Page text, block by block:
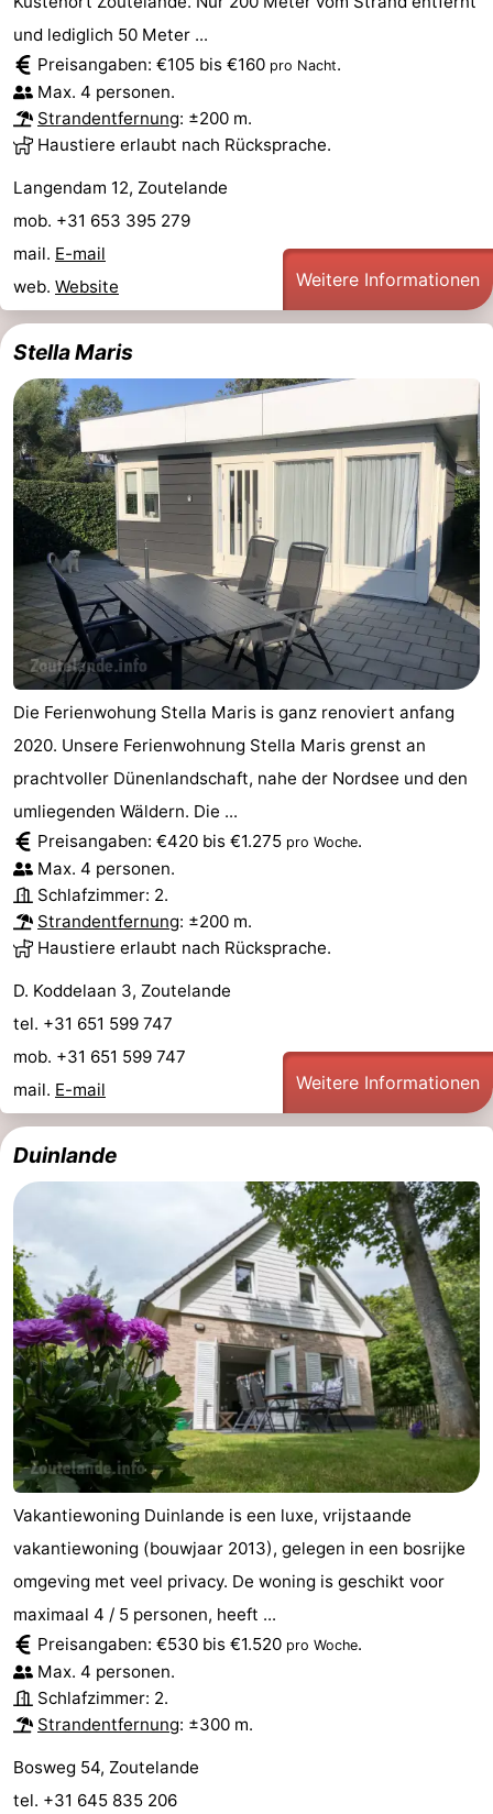
Walcherse
bos
Dishoek
-
Vlissingen
-
Middelburg
Zeeuws-
Vlaanderen
-
Sluis
-
Cadzand
-
Natur
Het
Zwin
Wetter
Kontakt
und lediglich 50 Meter ...
Preisangaben: €105 bis €160 pro Nacht.
Max. 4 personen.
Strandentfernung: ±200 m.
Haustiere erlaubt nach Rücksprache.
Langendam 12, Zoutelande
mob. +31 653 395 279
mail. E-mail
web. Website Weitere Informationen
Stella Maris
Die Ferienwohung Stella Maris is ganz renoviert anfang
2020. Unsere Ferienwohnung Stella Maris grenst an
prachtvoller Dünenlandschaft, nahe der Nordsee und den
umliegenden Wäldern. Die ...
Preisangaben: €420 bis €1.275 pro Woche.
Max. 4 personen.
Schlafzimmer: 2.
Strandentfernung: ±200 m.
Haustiere erlaubt nach Rücksprache.
D. Koddelaan 3, Zoutelande
tel. +31 651 599 747
mob. +31 651 599 747
mail. E-mail Weitere Informationen
Duinlande
Vakantiewoning Duinlande is een luxe, vrijstaande
vakantiewoning (bouwjaar 2013), gelegen in een bosrijke
omgeving met veel privacy. De woning is geschikt voor
maximaal 4 / 5 personen, heeft ...
Preisangaben: €530 bis €1.520 pro Woche.
Max. 4 personen.
Schlafzimmer: 2.
Strandentfernung: ±300 m.
Bosweg 54, Zoutelande
tel. +31 645 835 206